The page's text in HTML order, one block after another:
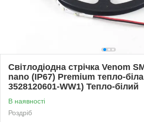
Світлодіодна стрічка Venom
nano (IP67) Premium тепло-
3528120601-WW1) Тепло-білий
В наявності
Роздріб